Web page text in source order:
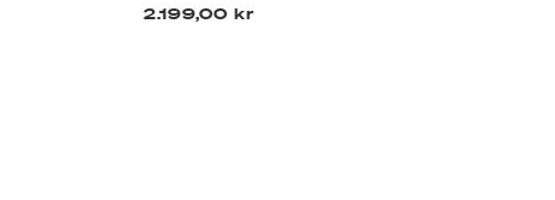
2.199,00 kr